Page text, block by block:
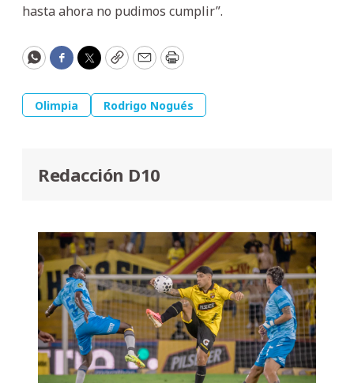
hasta ahora no pudimos cumplir”.
WhatsApp
Facebook
Twitter
CopyEmailPrint
Olimpia Rodrigo Nogués
Redacción D10